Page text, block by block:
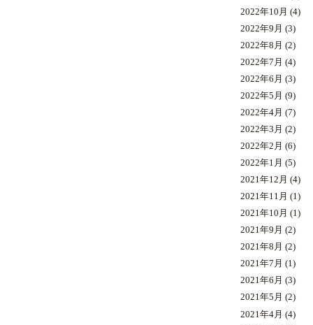
2022年10月 (4)
2022年9月 (3)
2022年8月 (2)
2022年7月 (4)
2022年6月 (3)
2022年5月 (9)
2022年4月 (7)
2022年3月 (2)
2022年2月 (6)
2022年1月 (5)
2021年12月 (4)
2021年11月 (1)
2021年10月 (1)
2021年9月 (2)
2021年8月 (2)
2021年7月 (1)
2021年6月 (3)
2021年5月 (2)
2021年4月 (4)